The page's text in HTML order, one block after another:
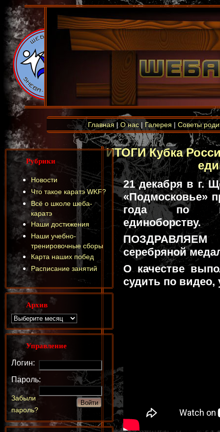
Главная|О нас|Галерея | Советы
ИТОГИ Кубка
21 декабря в г.
«Подмосковье»
года по
единоборству.
серебряной
О качестве
судить по
Рубрики
Новости
Что такое каратэ WKF?
Всё о школе шеба-
каратэ
Наши достижения
Наши учебно-
тренировочные сборы
Карта наших побед
Расписание занятий
Архив
Управление
Логин:
Пароль:
Забыли
пароль?